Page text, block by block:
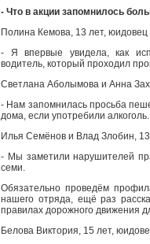
- Что в акции запомнилось
Полина Кемова, 13 лет,
- Я впервые увидела, как
водитель, который проходил
Светлана Аболымова и Анна
- Нам запомнилась просьба
дома, если употребили
Илья Семёнов и Влад Злобин,
- Мы заметили нарушителей
семи.
Обязательно проведём
нашего отряда, ещё раз
правилах дорожного движения
Белова Виктория, 15 лет,